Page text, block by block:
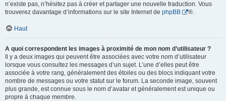
n’existe pas, n’hésitez pas à créer et partager une nouvelle traduction. Vous
trouverez davantage d’informations sur le site Internet de phpBB ®.
Haut
A quoi correspondent les images à proximité de mon nom d’utilisateur ?
Il y a deux images qui peuvent être associées avec votre nom d’utilisateur
lorsque vous consultez les messages d’un sujet. L’une d’elles peut être
associée à votre rang, généralement des étoiles ou des blocs indiquant votre
nombre de messages ou votre statut sur le forum. La seconde image, souvent
plus grande, est connue sous le nom d’avatar et généralement est unique ou
propre à chaque membre.